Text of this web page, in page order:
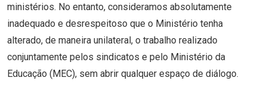
ministérios. No entanto, consideramos absolutamente
inadequado e desrespeitoso que o Ministério tenha
alterado, de maneira unilateral, o trabalho realizado
conjuntamente pelos sindicatos e pelo Ministério da
Educação (MEC), sem abrir qualquer espaço de diálogo.